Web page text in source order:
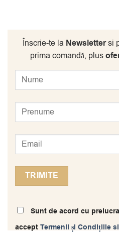
Înscrie-te la Newslettersi
prima comandă, plus
Sunt de acord cu
acceptTermenii și Condițiile